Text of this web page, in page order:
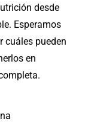
desde
Esperamos
cuáles pueden
en